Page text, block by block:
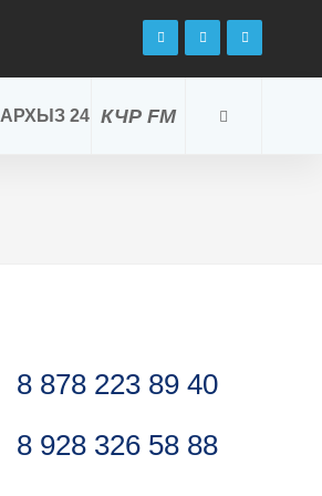
КЧР FM
АРХЫЗ 24
8 878 223 89 40
8 928 326 58 88